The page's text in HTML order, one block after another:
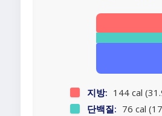
지방: 144 cal
단백질: 76 cal